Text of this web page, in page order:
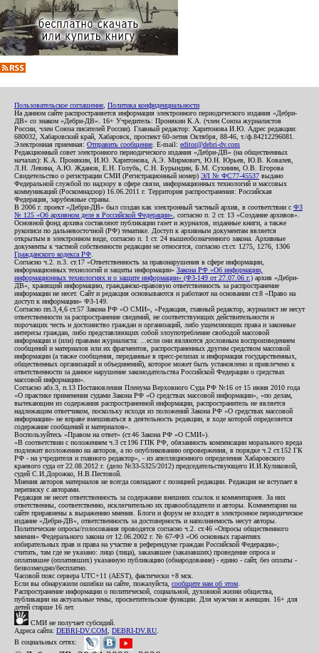
Пользовательское соглашение Политика конфиденциальности
На данном сайте распространяется информация электронного периодического издания «Дебри-
ДВ» со знаком «Дебри-ДВ». 16+ Учредитель: Пронякин К.А. (член Союза журналистов
России, член Союза писателей России). Главный редактор: Харитонова И.Ю. Адрес редакции:
680032, Хабаровский край, Хабаровск, проспект 60-летия Октября, 88-46, т./ф.84212296081.
Электронная приемная: Отправить сообщение . E-mail: editor@debri-dv.com
Редакционный совет электронного периодического издания «Дебри-ДВ» (на общественных
началах): К.А. Пронякин, И.Ю. Харитонова, А.Э. Мирмович, Ю.Н. Юрьев, Ю.В. Ковалев,
Л.Н. Левина, А.Ю. Жданов, Е.Н. Голубь, С.Н. Бурындин, Б.М. Сухинин, О.В. Егорова
Свидетельство о регистрации СМИ (Регистрационный номер) ЭЛ № ФС77-45537 выдано
Федеральной службой по надзору в сфере связи, информационных технологий и массовых
коммуникаций (Роскомнадзор) 16.06.2011 г. Территория распространения: Российская
Федерация, зарубежные страны.
В 2006 г. проект «Дебри-ДВ» был создан как электронный частный архив, в соответствии с ФЗ
№ 125 «Об архивном деле в Российской Федерации» , согласно п. 2 ст. 13 «Создание архивов».
Основной фонд архива составляют публикации газет и журналов, изданные книги, а также
рукописи по дальневосточной (РФ) тематике. Доступ к архивным документам является
открытым в электронном виде, согласно п. 1 ст. 24 вышеобозначенного закона. Архивные
документы к частной собственности редакции не относятся, согласно ст.ст. 1275, 1276, 1306
Гражданского кодекса РФ
Согласно ч.2. п.3. ст.17 «Ответственность за правонарушения в сфере информации,
информационных технологий и защиты информации» Закона РФ «Об информации,
информационных технологиях и о защите информации» (ФЗ-149 от 27.07.06 г.) архив «Дебри-
ДВ», хранящий информацию, гражданско-правовую ответственность за распространение
информации не несет. Сайт и редакция основываются и работают на основании ст.8 «Право на
доступ к информации» ФЗ-149.
Согласно пп.3,4,6 ст.57 Закона РФ «О СМИ», «Редакция, главный редактор, журналист не несут
ответственности за распространение сведений, не соответствующих действительности и
порочащих честь и достоинство граждан и организаций, либо ущемляющих права и законные
интересы граждан, либо представляющих собой злоупотребление свободой массовой
информации и (или) правами журналиста: ...если они являются дословным воспроизведением
сообщений и материалов или их фрагментов, распространенных другим средством массовой
информации (а также сообщения, переданные в пресс-релизах и информация государственных,
общественных организаций и объединений), которое может быть установлено и привлечено к
ответственности за данное нарушение законодательства Российской Федерации о средствах
массовой информации».
Согласно абз.3, п.13 Постановления Пленума Верховного Суда РФ №16 от 15 июня 2010 года
«О практике применения судами Закона РФ «О средствах массовой информации», «по делам,
вытекающим из содержания распространенной информации, распространитель не является
надлежащим ответчиком, поскольку исходя из положений Закона РФ «О средствах массовой
информации» не вправе вмешиваться в деятельность редакции, в ходе которой определяется
содержание сообщений и материалов».
Воспользуйтесь «Правом на ответ» (ст.46 Закона РФ «О СМИ»).
«В соответствии с положением ч.3 ст.196 ГПК РФ, обязанность компенсации морального вреда
подлежит возложению на авторов, а по опубликованию опровержения, в порядке ч.2 ст.152 ГК
РФ - на учредителя и главного редактор», - из апелляционного определения Хабаровского
краевого суда от 22.08.2012 г. (дело №33-5325/2012) председательствующего И.И.Куликовой,
судей С.И.Дорожко, Н.В.Пестовой.
Мнения авторов материалов не всегда совпадают с позицией редакции. Редакция не вступает в
переписку с авторами.
Редакция не несет ответственность за содержание внешних ссылок и комментариев. За них
ответственны, соответственно, исключительно их правообладатели и авторы. Комментарии на
сайте приравнены к выражению мнения. Блоги и форум не входят в электронное периодическое
издание «Дебри-ДВ», ответственность за достоверность и наполняемость несут авторы.
Политические опросы/голосования проводятся согласно ч.2. ст.46 «Опросы общественного
мнения» Федерального закона от 12.06.2002 г. № 67-ФЗ «Об основных гарантиях
избирательных прав и права на участие в референдуме граждан Российской Федерации»;
считать, там где не указано: лицо (лица), заказавшее (заказавших) проведение опроса и
оплатившее (оплативших) указанную публикацию (обнародование) - едино - сайт, без оплаты -
безвозмездно/бесплатно.
Часовой пояс сервера UTC+11 (AEST), фактически +8 мск.
Если вы обнаружили ошибки на сайте, пожалуйста, сообщите нам об этом
Распространение информации о политической, социальной, духовной жизни общества,
публикации на актуальные темы, просветительские функции. Для мужчин и женщин. 16+ для
детей старше 16 лет.
СМИ не получает субсидий.
Адреса сайта: DEBRI-DV.COM DEBRI-DV.RU
В социальных сетях: